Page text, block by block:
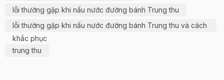
lỗi thường gặp khi nấu nước đường bánh Trung thu
lỗi thường gặp khi nấu nước đường bánh Trung thu và cách
khắc phục
trung thu